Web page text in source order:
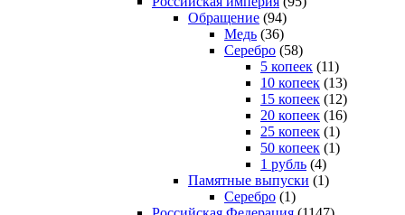
Обращение (94)
Медь (36)
Серебро (58)
5 копеек (11)
10 копеек (13)
15 копеек (12)
20 копеек (16)
25 копеек (1)
50 копеек (1)
1 рубль (4)
Памятные выпуски (1)
Серебро (1)